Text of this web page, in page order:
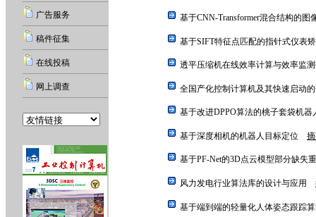
广告服务
稿件征集
在线投稿
网上调查
基于CNN-Transformer混合结构的
基于SIFT特征点匹配的指针式仪
透平压缩机在线效率计算与效率监
全国产化控制计算机及其快速启动
基于改进DPPO算法的桃子套袋机
基于深度相机的机器人目标定位
基于PF-Net的3D点云模型部分缺
风力发电行业算法库的设计与应用
基于端到端的轻量化人体姿态跟踪